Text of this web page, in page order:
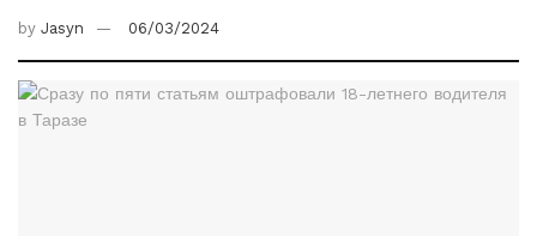
by Jasyn 06/03/2024